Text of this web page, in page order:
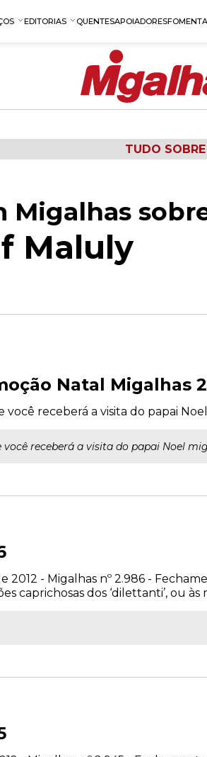
EDITORIAS QUENTESAPOIADORES
TUDO SOBRE
Migalhas
Maluly
Natal Migalhas
você receberá a visita do papai
você receberá a visita do papai Noel
- Migalhas nº 2.986 -
caprichosas dos ‘dilettanti’, ou